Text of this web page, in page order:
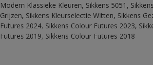
Modern Klassieke Kleuren, Sikkens 5051,
Grijzen, Sikkens Kleurselectie Witten, Sikkens
Futures 2024, Sikkens Colour Futures 2023,
Futures 2019, Sikkens Colour Futures 2018